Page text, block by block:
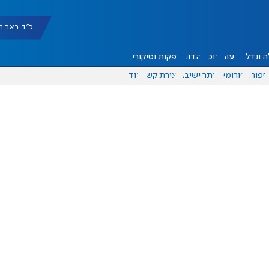
כ"ד באב תשפ"ו
ונדל"ן דעות אוכל יהדות הפקות וסיקורים
ספורט פורומים אתר ישיבה יצירת קשר עוד